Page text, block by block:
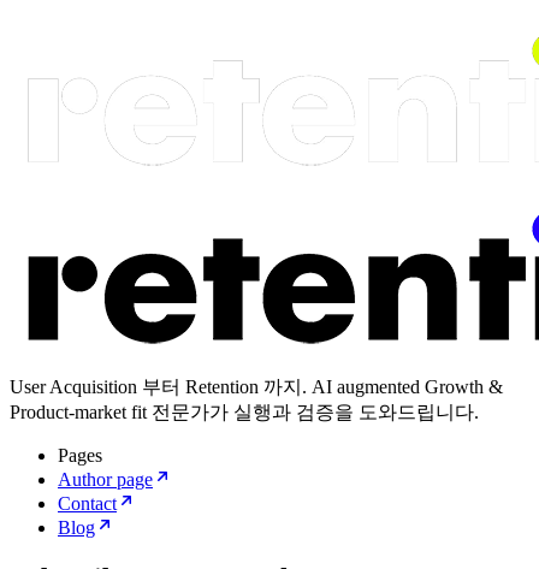
User Acquisition 부터 Retention 까지. AI augmented Growth &
Product-market fit 전문가가 실행과 검증을 도와드립니다.
Pages
Author page
Contact
Blog